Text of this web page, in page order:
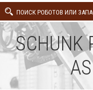
ПОИСК РОБОТОВ ИЛИ
SCHUNK